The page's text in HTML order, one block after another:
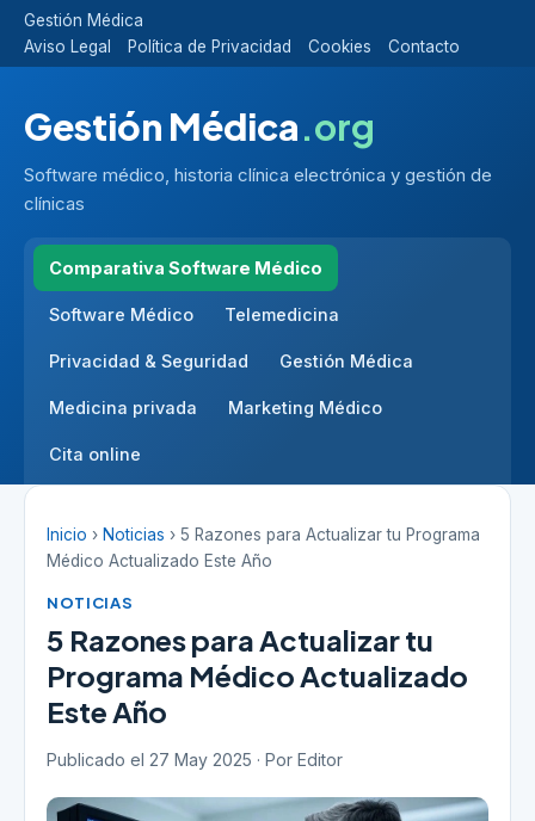
Gestión Médica
Aviso Legal
Política de Privacidad Cookies Contacto
Gestión Médica.org
Software médico, historia clínica electrónica y gestión de
clínicas
Comparativa Software Médico
Software Médico Telemedicina
Privacidad & Seguridad Gestión Médica
Medicina privada Marketing Médico
Cita online
Inicio › Noticias › 5 Razones para Actualizar tu Programa
Médico Actualizado Este Año
NOTICIAS
5 Razones para Actualizar tu
Programa Médico Actualizado
Este Año
Publicado el 27 May 2025 · Por Editor